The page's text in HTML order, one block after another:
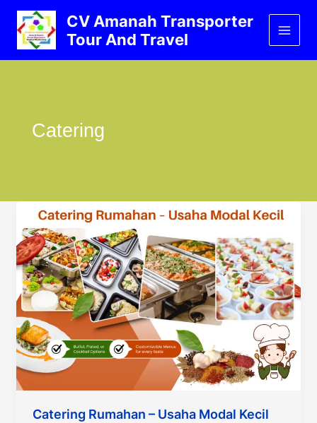
Lewati
konten
CV Amanah Transporter
Tour And Travel
Catering
Catering Rumahan – Usaha Modal Kecil